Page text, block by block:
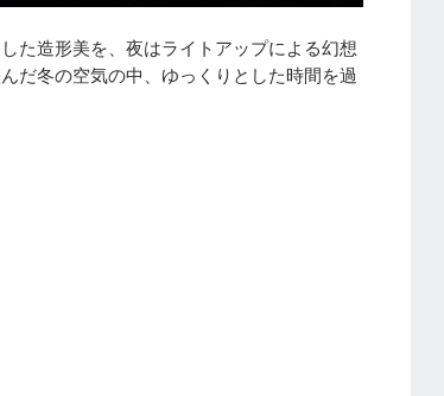
た造形美を、夜はライトアップによる幻想
だ冬の空気の中、ゆっくりとした時間を過